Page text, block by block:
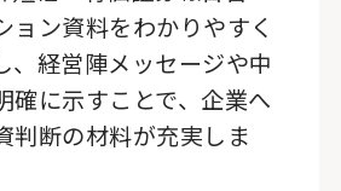
ョン資料をわかりやすく
、経営陣メッセージや中
確に示すことで、企業へ
判断の材料が充実しま